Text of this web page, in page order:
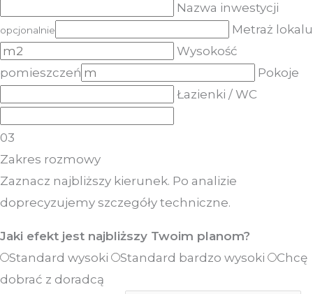
Nazwa inwestycji
opcjonalnie
Metraż lokalu
Wysokość
pomieszczeń
Pokoje
Łazienki / WC
03
Zakres rozmowy
Zaznacz najbliższy kierunek. Po analizie
doprecyzujemy szczegóły techniczne.
Jaki efekt jest najbliższy Twoim planom?
Standard wysoki
Standard bardzo wysoki
Chcę
dobrać z doradcą